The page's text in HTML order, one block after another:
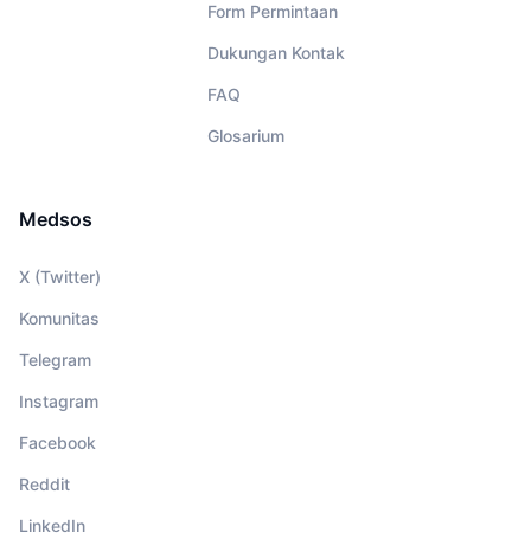
Form Permintaan
Dukungan Kontak
FAQ
Glosarium
Medsos
X (Twitter)
Komunitas
Telegram
Instagram
Facebook
Reddit
LinkedIn